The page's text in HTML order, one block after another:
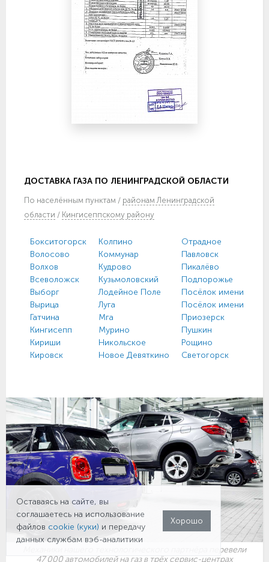
ДОСТАВКА ГАЗА ПО ЛЕНИНГРАДСКОЙ ОБЛАСТИ
По населённым пунктам / районам Ленинградской
области / Кингисеппскому району
Бокситогорск
Волосово
Волхов
Всеволожск
Выборг
Вырица
Гатчина
Кингисепп
Кириши
Кировск
Колпино
Коммунар
Кудрово
Кузьмоловский
Лодейное Поле
Луга
Мга
Мурино
Никольское
Новое Девяткино
Отрадное
Павловск
Пикалёво
Подпорожье
Посёлок имени
Посёлок имени
Приозерск
Пушкин
Рощино
Светогорск
Механики нашего технологического партнёра перевели
47 000 автомобилей на газ в трёх сервис-центрах
Оставаясь на сайте, вы
соглашаетесь на использование
файлов cookie (куки) и передачу
данных службам вэб-аналитики
Хорошо